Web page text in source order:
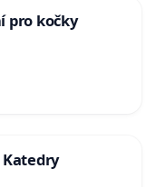
pro kočky